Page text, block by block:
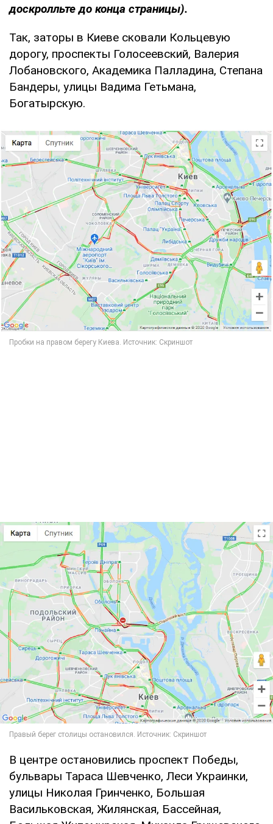
доскролльте до конца страницы).
Так, заторы в Киеве сковали Кольцевую
дорогу, проспекты Голосеевский, Валерия
Лобановского, Академика Палладина, Степана
Бандеры, улицы Вадима Гетьмана,
Богатырскую.
В центре остановились проспект Победы,
бульвары Тараса Шевченко, Леси Украинки,
улицы Николая Гринченко, Большая
Васильковская, Жилянская, Бассейная,